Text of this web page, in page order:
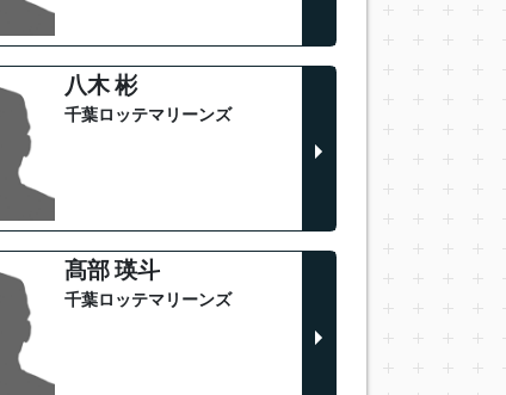
八木 彬
千葉ロッテマリーンズ
髙部 瑛斗
千葉ロッテマリーンズ